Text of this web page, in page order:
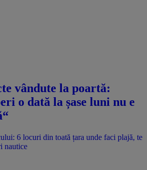
vândute la poartă:
o dată la șase luni nu e
6 locuri din toată țara unde faci plajă, te
nautice